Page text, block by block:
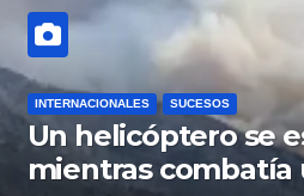
INTERNACIONALES SUCESOS
Un helicóptero se
mientras combatía